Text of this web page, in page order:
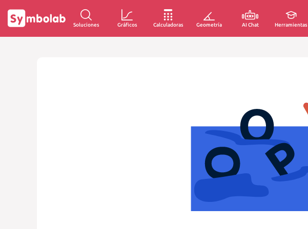
Soluciones Gráficos Calculadoras Geometría AI Chat Herramientas